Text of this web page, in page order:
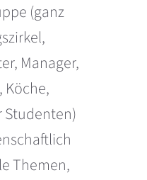
(ganz
Manager,
Köche,
Studenten)
Themen,